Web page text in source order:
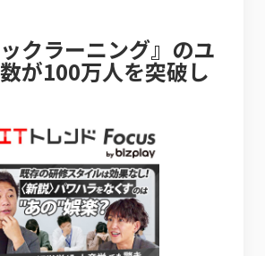
ックラーニング』のユ
が100万人を突破し